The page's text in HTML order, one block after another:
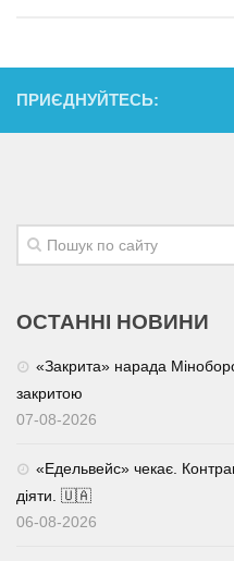
ПРИЄДНУЙТЕСЬ:
ОСТАННІ НОВИНИ
«Закрита» нарада
закритою
07-08-2026
«Едельвейс» чекає.
діяти. 🇺🇦
06-08-2026